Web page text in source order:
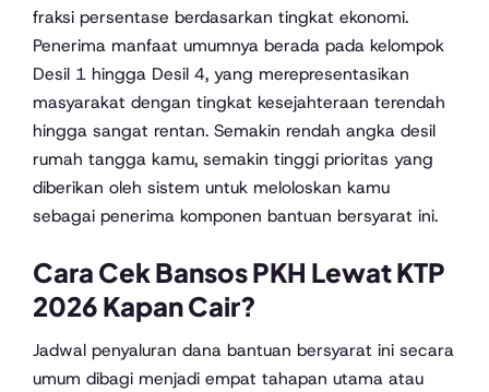
fraksi persentase berdasarkan tingkat ekonomi.
Penerima manfaat umumnya berada pada kelompok
Desil 1 hingga Desil 4, yang merepresentasikan
masyarakat dengan tingkat kesejahteraan terendah
hingga sangat rentan. Semakin rendah angka desil
rumah tangga kamu, semakin tinggi prioritas yang
diberikan oleh sistem untuk meloloskan kamu
sebagai penerima komponen bantuan bersyarat ini.
Cara Cek Bansos PKH Lewat KTP
2026 Kapan Cair?
Jadwal penyaluran dana bantuan bersyarat ini secara
umum dibagi menjadi empat tahapan utama atau